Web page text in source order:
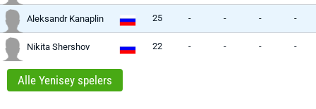
Aleksandr Kanaplin 25 - - - -
Nikita Shershov 22 - - - -
Alle Yenisey spelers